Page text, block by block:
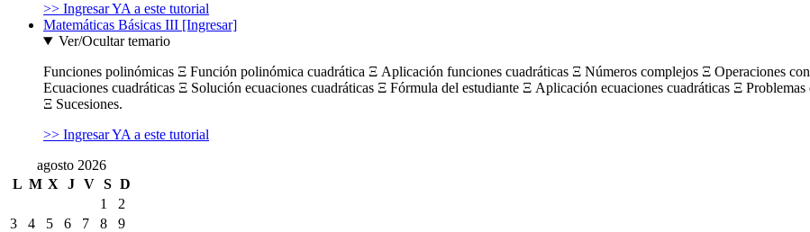
>> Ingresar YA a este tutorial
Matemáticas Básicas III [Ingresar]
Ver/Ocultar temario
Funciones polinómicas Ξ Función polinómica cuadrática Ξ Aplicación funciones cuadráticas Ξ Números complejos Ξ Operaciones
Ecuaciones cuadráticas Ξ Solución ecuaciones cuadráticas Ξ Fórmula del estudiante Ξ Aplicación ecuaciones cuadráticas Ξ
Ξ Sucesiones.
>> Ingresar YA a este tutorial
agosto 2026
L M X J V S D
1
2
3
4 5 6 7 8
9